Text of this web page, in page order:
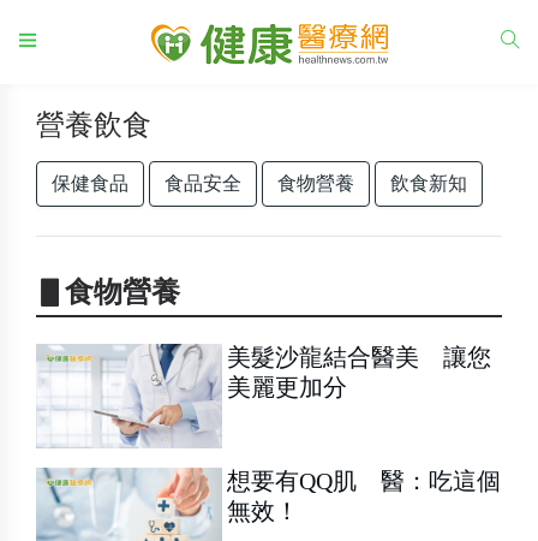
營養飲食
保健食品 食品安全 食物營養 飲食新知
▋食物營養
美髮沙龍結合醫美 讓您
美麗更加分
想要有QQ肌 醫：吃這個
無效！